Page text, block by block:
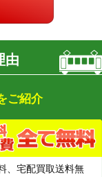
由
ご紹介
、宅配買取送料無